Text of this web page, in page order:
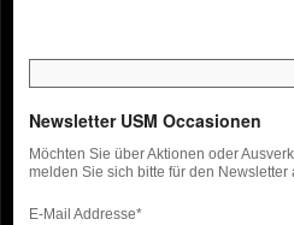
Newsletter USM Occasionen
Möchten Sie über Aktionen oder
melden Sie sich bitte für den Newsletter
E-Mail Addresse*